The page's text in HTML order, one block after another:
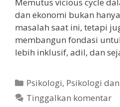
dan ekonomi bukan
masalah saat ini, tetapi
membangun fondasi
lebih inklusif, adil, dan
Kategori
Psikologi, Psikologi
Tinggalkan komentar